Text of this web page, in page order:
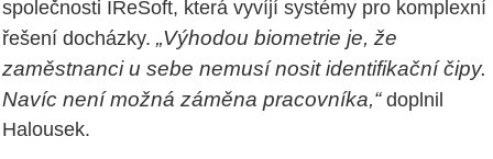
společnosti IReSoft, která vyvíjí systémy pro komplexní
řešení docházky. „Výhodou biometrie je, že
zaměstnanci u sebe nemusí nosit identifikační čipy.
Navíc není možná záměna pracovníka,“ doplnil
Halousek.